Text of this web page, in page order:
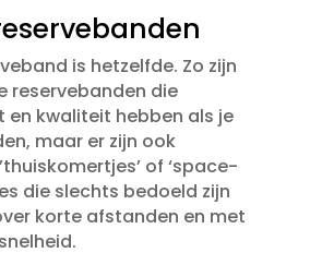
is hetzelfde.​ Zo zijn
reservebanden die
en kwaliteit hebben als je
maar er zijn ook
of ‘space-
die slechts bedoeld zijn
korte afstanden en met